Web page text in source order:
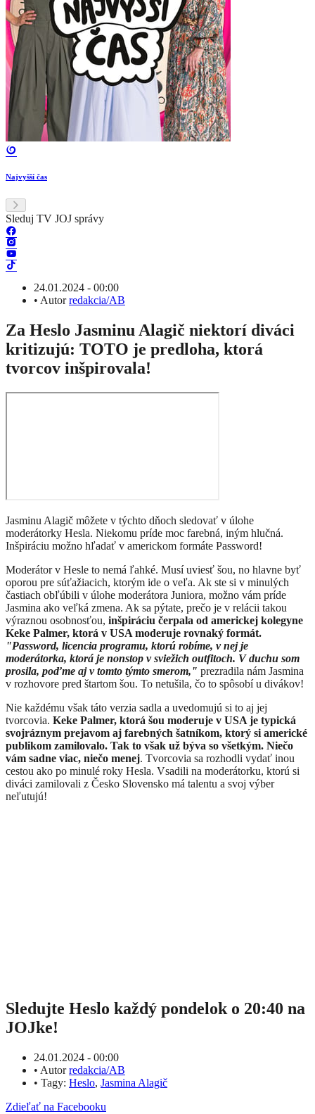
Najvyšší čas
Sleduj TV JOJ správy
24.01.2024 - 00:00
• Autorredakcia/AB
Za Heslo Jasminu Alagič niektorí diváci
kritizujú: TOTO je predloha, ktorá
tvorcov inšpirovala!
Jasminu Alagič môžete v týchto dňoch sledovať v úlohe
moderátorky Hesla. Niekomu príde moc farebná, iným hlučná.
Inšpiráciu možno hľadať v americkom formáte Password!
Moderátor v Hesle to nemá ľahké. Musí uviesť šou, no hlavne byť
oporou pre súťažiacich, ktorým ide o veľa. Ak ste si v minulých
častiach obľúbili v úlohe moderátora Juniora, možno vám príde
Jasmina ako veľká zmena. Ak sa pýtate, prečo je v relácii takou
výraznou osobnosťou, inšpiráciu čerpala od americkej kolegyne
Keke Palmer, ktorá v USA moderuje rovnaký formát.
"Password, licencia programu, ktorú robíme, v nej je
moderátorka, ktorá je nonstop v sviežich outfitoch. V duchu som
prosila, poďme aj v tomto týmto smerom," prezradila nám Jasmina
v rozhovore pred štartom šou. To netušila, čo to spôsobí u divákov!
Nie každému však táto verzia sadla a uvedomujú si to aj jej
tvorcovia. Keke Palmer, ktorá šou moderuje v USA je typická
svojráznym prejavom aj farebných šatníkom, ktorý si americké
publikom zamilovalo. Tak to však už býva so všetkým. Niečo
vám sadne viac, niečo menej. Tvorcovia sa rozhodli vydať inou
cestou ako po minulé roky Hesla. Vsadili na moderátorku, ktorú si
diváci zamilovali z Česko Slovensko má talentu a svoj výber
neľutujú!
Sledujte Heslo každý pondelok o 20:40 na
JOJke!
24.01.2024 - 00:00
• Autorredakcia/AB
• Tagy: Heslo, Jasmina Alagič
Zdieľať na Facebooku